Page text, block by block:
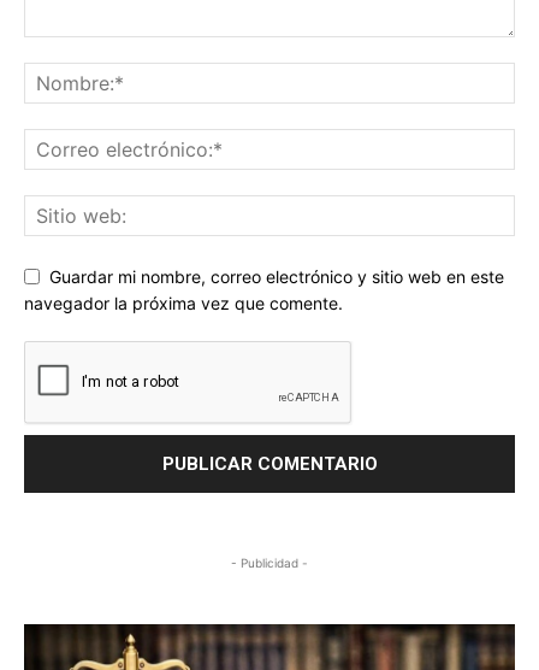
Guardar mi nombre, correo electrónico y sitio web en este
navegador la próxima vez que comente.
- Publicidad -